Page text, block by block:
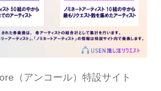
（アンコール）特設サイト